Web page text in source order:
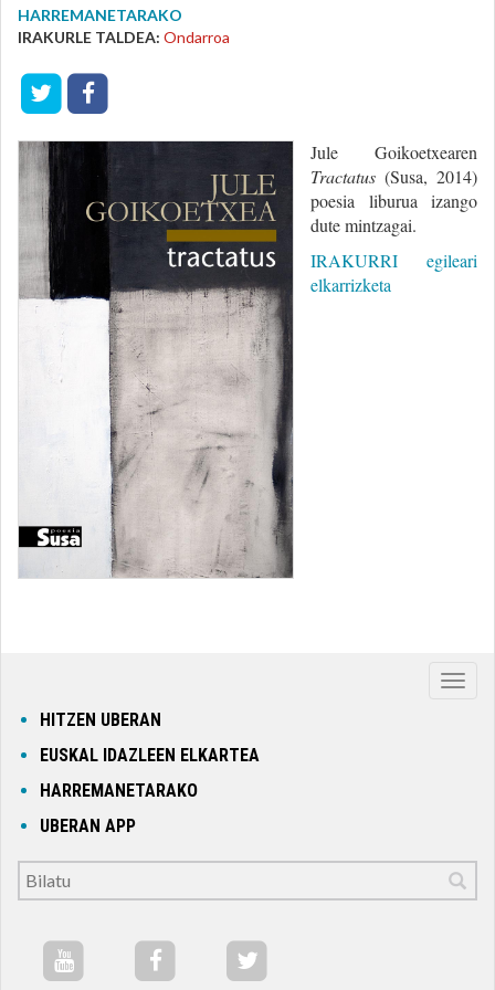
HARREMANETARAKO
IRAKURLE TALDEA: Ondarroa
Jule Goikoetxearen
Tractatus (Susa, 2014)
poesia liburua izango
dute mintzagai.
IRAKURRI egileari
elkarrizketa
HITZEN UBERAN
EUSKAL IDAZLEEN ELKARTEA
HARREMANETARAKO
UBERAN APP